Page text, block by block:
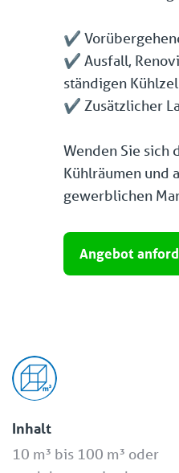
✔️
✔️ Ausfall,
ständigen
✔️ Zusätzlicher
Wenden Sie sich
Kühlräumen und
gewerblichen
Angebot
Inhalt
10 m³ bis 100 m³ oder